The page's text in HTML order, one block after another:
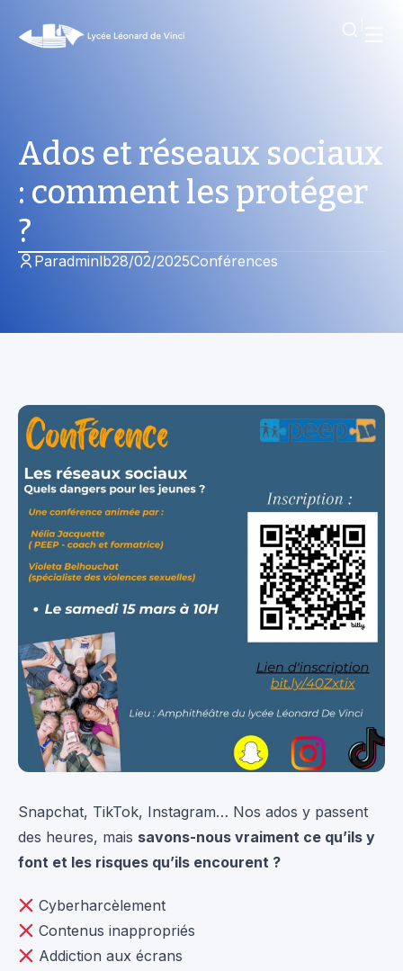
Ados et réseaux sociaux
: comment les protéger
?
Paradminlb28/02/2025Conférences
Snapchat, TikTok, Instagram… Nos ados y passent
des heures, mais savons-nous vraiment ce qu’ils y
font et les risques qu’ils encourent ?
Cyberharcèlement
Contenus inappropriés
Addiction aux écrans